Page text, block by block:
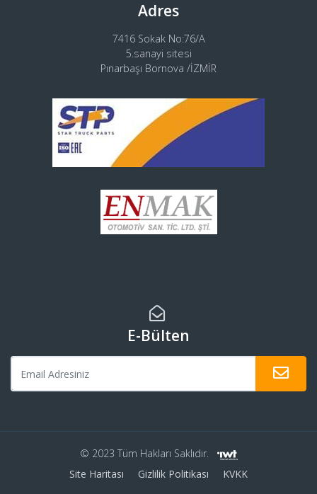
Adres
7416 Sokak No:76/A
5.sanayi sitesi
Pınarbaşı Bornova /İZMİR
E-Bülten
© 2023 Tüm Hakları Saklıdır.
Site Haritası
Gizlilik Politikası
KVKK